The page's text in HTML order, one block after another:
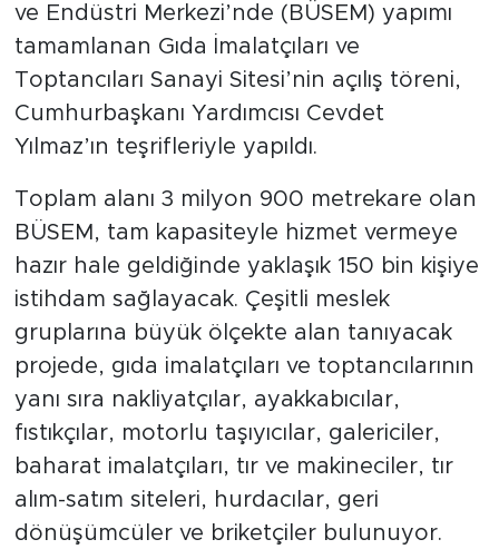
ve Endüstri Merkezi’nde (BÜSEM) yapımı
tamamlanan Gıda İmalatçıları ve
Toptancıları Sanayi Sitesi’nin açılış töreni,
Cumhurbaşkanı Yardımcısı Cevdet
Yılmaz’ın teşrifleriyle yapıldı.
Toplam alanı 3 milyon 900 metrekare olan
BÜSEM, tam kapasiteyle hizmet vermeye
hazır hale geldiğinde yaklaşık 150 bin kişiye
istihdam sağlayacak. Çeşitli meslek
gruplarına büyük ölçekte alan tanıyacak
projede, gıda imalatçıları ve toptancılarının
yanı sıra nakliyatçılar, ayakkabıcılar,
fıstıkçılar, motorlu taşıyıcılar, galericiler,
baharat imalatçıları, tır ve makineciler, tır
alım-satım siteleri, hurdacılar, geri
dönüşümcüler ve briketçiler bulunuyor.